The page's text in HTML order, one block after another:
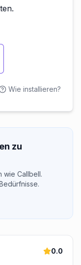
Wie installieren?
zu
wie Callbell.
0.0